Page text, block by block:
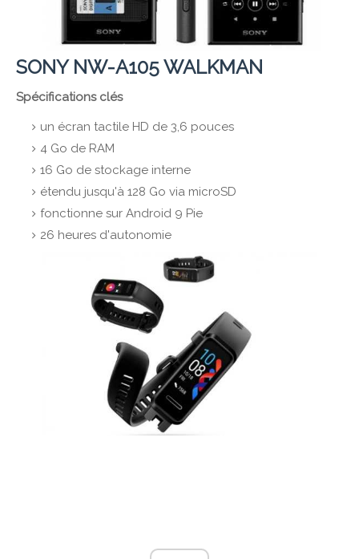
SONY NW-A105 WALKMAN
Spécifications clés
un écran tactile HD de 3,6 pouces
4 Go de RAM
16 Go de stockage interne
étendu jusqu'à 128 Go via microSD
fonctionne sur Android 9 Pie
26 heures d'autonomie